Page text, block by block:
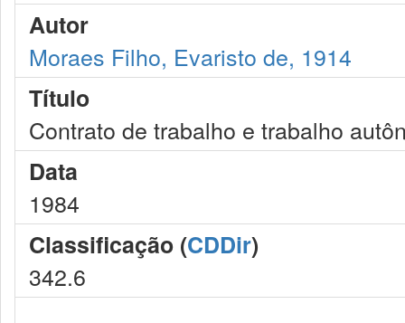
Autor
Moraes Filho, Evaristo de, 1914
Título
Contrato de trabalho e trabalho
Data
1984
Classificação (CDDir)
342.6